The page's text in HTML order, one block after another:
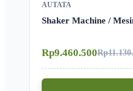
AUTATA
Shaker Machine /
Rp9.460.500